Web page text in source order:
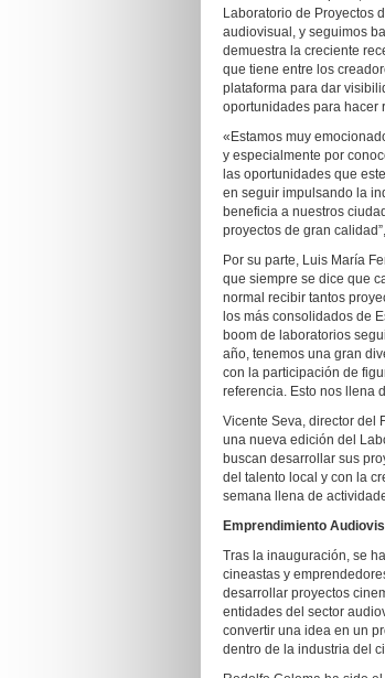
Laboratorio de Proyectos
audiovisual, y seguimos
demuestra la creciente
que tiene entre los
plataforma para dar
oportunidades para hacer
«Estamos muy
y especialmente por
las oportunidades que
en seguir impulsando la
beneficia a nuestros
proyectos de gran
Por su parte, Luis María
que siempre se dice que
normal recibir tantos
los más consolidados de
boom de laboratorios
año, tenemos una gran
con la participación de
referencia. Esto nos llena
Vicente Seva, director del
una nueva edición del
buscan desarrollar sus
del talento local y con la
semana llena de
Emprendimiento
Tras la inauguración, se
cineastas y
desarrollar proyectos
entidades del sector
convertir una idea en un
dentro de la industria del